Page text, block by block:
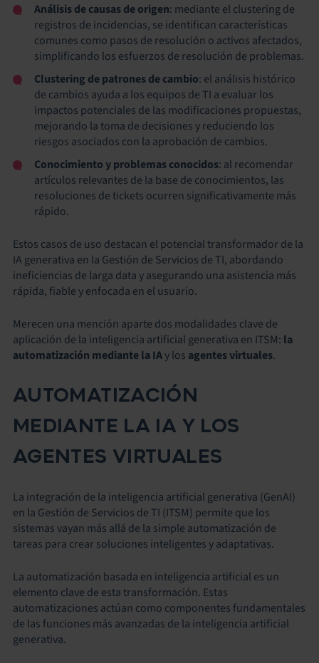
Análisis de causas de origen: mediante el clustering de
registros de incidencias, se identifican características
comunes como pasos de resolución o activos afectados,
simplificando los esfuerzos de resolución de problemas.
Clustering de patrones de cambio: el análisis histórico
de cambios ayuda a los equipos de TI a evaluar los
impactos potenciales de las modificaciones propuestas,
mejorando la toma de decisiones y reduciendo los
riesgos asociados con la aprobación de cambios.
Conocimiento y problemas conocidos: al recomendar
artículos relevantes de la base de conocimientos, las
resoluciones de tickets ocurren significativamente más
rápido.
Estos casos de uso destacan el potencial transformador de la
IA generativa en la Gestión de Servicios de TI, abordando
ineficiencias de larga data y asegurando una asistencia más
rápida, fiable y enfocada en el usuario.
Merecen una mención aparte dos modalidades clave de
aplicación de la inteligencia artificial generativa en ITSM: la
automatización mediante la IAy los agentes virtuales.
AUTOMATIZACIÓN
MEDIANTE LA IA Y LOS
AGENTES VIRTUALES
La integración de la inteligencia artificial generativa (GenAI)
en la Gestión de Servicios de TI (ITSM) permite que los
sistemas vayan más allá de la simple automatización de
tareas para crear soluciones inteligentes y adaptativas.
La automatización basada en inteligencia artificial es un
elemento clave de esta transformación. Estas
automatizaciones actúan como componentes fundamentales
de las funciones más avanzadas de la inteligencia artificial
generativa.